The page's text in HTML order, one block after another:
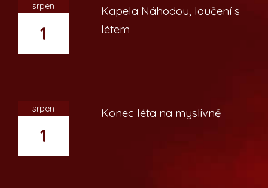
srpen
1
Kapela Náhodou, loučení s
létem
srpen
1
Konec léta na myslivně